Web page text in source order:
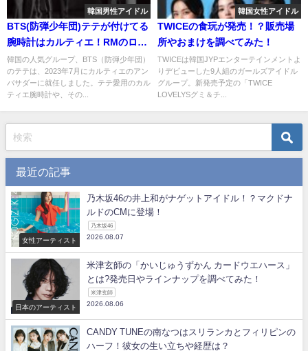
韓国男性アイドル
BTS(防弾少年団)テテが付けてる
腕時計はカルティエ！RMのロレ
ックスの値段にもビックリ！
韓国の人気グループ、BTS（防弾少年団）
のテテは、2023年7月にカルティエのアン
バサダーに就任しました。テテ愛用のカル
ティエ腕時計や、その...
韓国女性アイドル
TWICEの食玩が発売！？販売場
所やおまけを調べてみた！
TWICEは韓国JYPエンターテインメントよ
りデビューした9人組のガールズアイドル
グループ。新発売予定の「TWICE
LOVELYSグミ＆チ...
最近の記事
女性アーティスト
乃木坂46の井上和がナゲットアイドル！？マクドナ
ルドのCMに登場！
乃木坂46
2026.08.07
日本のアーティスト
米津玄師の「かいじゅうずかん カードウエハース」
とは?発売日やラインナップを調べてみた！
米津玄師
2026.08.06
CANDY TUNEの南なつはスリランカとフィリピンの
ハーフ！彼女の生い立ちや経歴は？